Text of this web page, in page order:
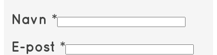
Navn *
E-post *